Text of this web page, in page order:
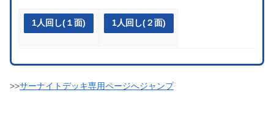
1人回し(１面) 1人回し(２面)
>>サーナイトデッキ専用ページへジャンプ